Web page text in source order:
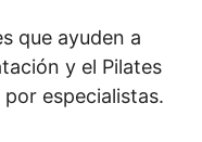
que ayuden a
y el Pilates
especialistas.